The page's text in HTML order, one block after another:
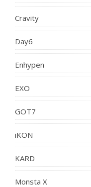
Cravity
Day6
Enhypen
EXO
GOT7
iKON
KARD
Monsta X